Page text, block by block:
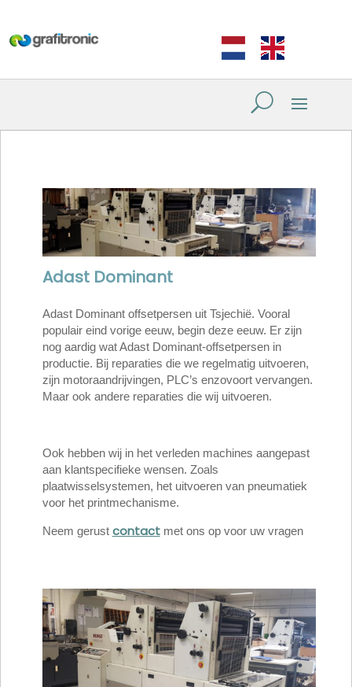
Adast Dominant
Adast Dominant offsetpersen uit Tsjechië. Vooral
populair eind vorige eeuw, begin deze eeuw. Er zijn
nog aardig wat Adast Dominant-offsetpersen in
productie. Bij reparaties die we regelmatig uitvoeren,
zijn motoraandrijvingen, PLC’s enzovoort vervangen.
Maar ook andere reparaties die wij uitvoeren.
Ook hebben wij in het verleden machines aangepast
aan klantspecifieke wensen. Zoals
plaatwisselsystemen, het uitvoeren van pneumatiek
voor het printmechanisme.
Neem gerust contactmet ons op voor uw vragen